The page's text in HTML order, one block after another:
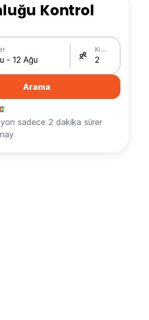
Kontrol
Kişi Sayısı
Arama
sadece 2 dakika sürer